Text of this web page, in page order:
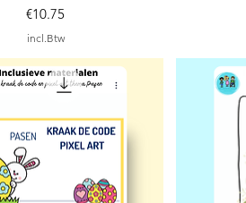
Prijs
€10.75
incl.Btw